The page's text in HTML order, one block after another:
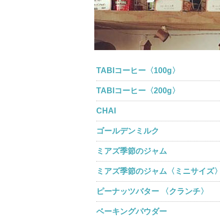
TABIコーヒー〈100g〉
TABIコーヒー〈200g〉
CHAI
ゴールデンミルク
ミアズ季節のジャム
ミアズ季節のジャム〈ミニサイズ
ピーナッツバター 〈クランチ〉
ベーキングパウダー